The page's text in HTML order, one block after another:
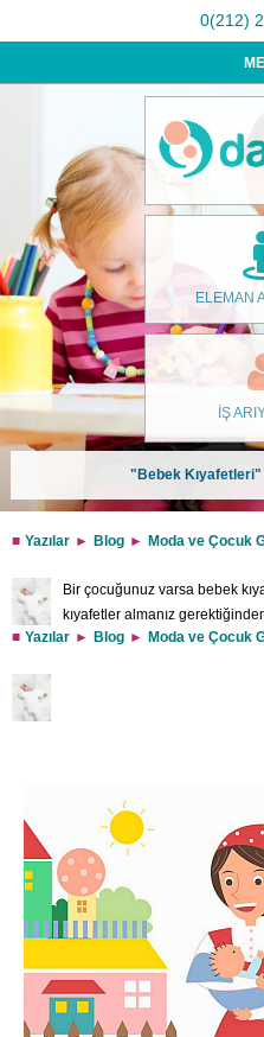
0(212)
ELEMAN
İŞ
"Bebek
Yazılar Blog Moda ve Çocuk
Bir çocuğunuz varsa bebek
kıyafetler almanız
seçerken dikkatli olmalısınız
yarayacağını umuyoruz: Bir bebeğin
Yazılar Blog Moda ve Çocuk